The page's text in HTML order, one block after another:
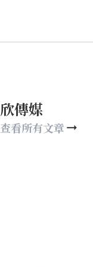
欣傳媒
查看所有文章